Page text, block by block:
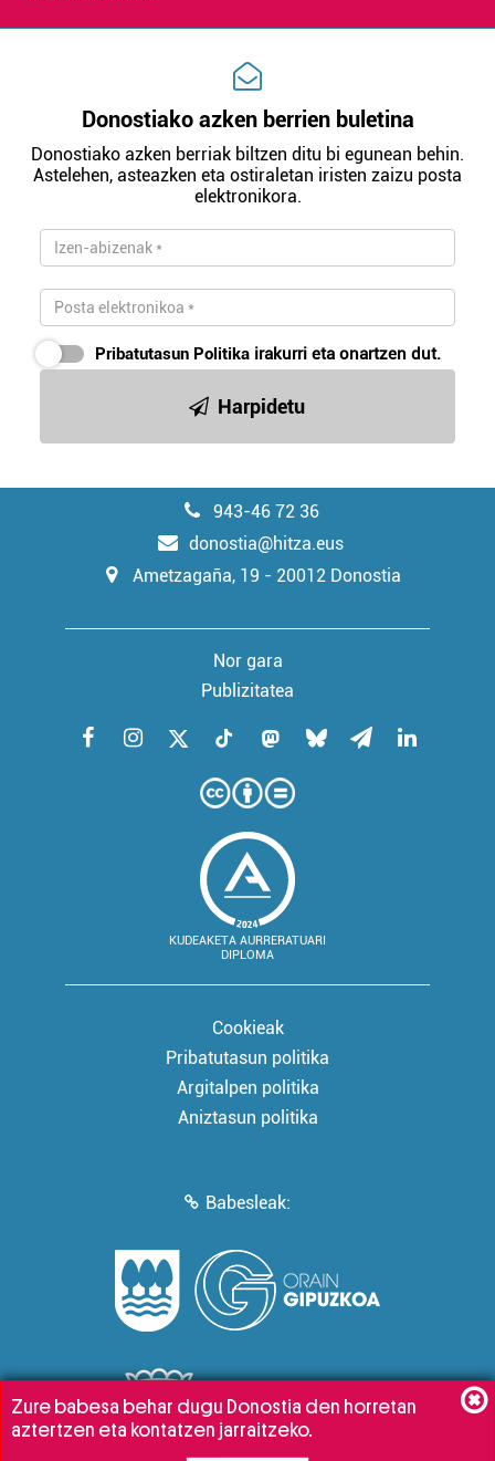
Donostiako azken berrien buletina
Donostiako azken berriak biltzen ditu bi egunean behin.
Astelehen, asteazken eta ostiraletan iristen zaizu posta
elektronikora.
Pribatutasun Politika irakurri eta onartzen dut.
Harpidetu
943-46 72 36
donostia@hitza.eus
Ametzagaña, 19 - 20012 Donostia
Nor gara
Publizitatea
KUDEAKETA AURRERATUARI
DIPLOMA
Cookieak
Pribatutasun politika
Argitalpen politika
Aniztasun politika
Babesleak:
Zure babesa behar dugu Donostia den horretan
aztertzen eta kontatzen jarraitzeko.